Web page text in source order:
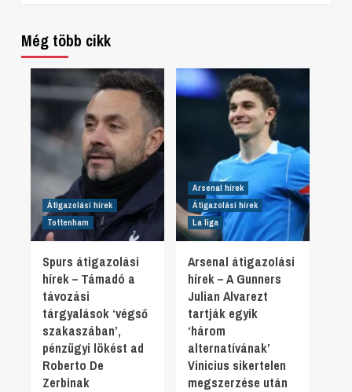
Még több cikk
Átigazolási hírek
Tottenham
Spurs átigazolási
hírek – Támadó a
távozási
tárgyalások ‘végső
szakaszában’,
pénzügyi lökést ad
Roberto De
Zerbinak
Arsenal hírek
Átigazolási hírek
La liga
Arsenal átigazolási
hírek – A Gunners
Julian Alvarezt
tartják egyik
‘három
alternatívának’
Vinicius sikertelen
megszerzése után